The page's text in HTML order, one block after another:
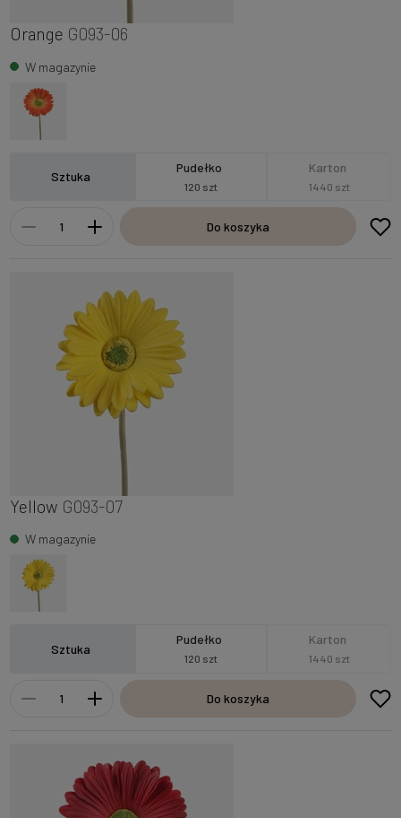
Orange G093-06
W magazynie
Sztuka
Pudełko
120 szt
Karton
1440 szt
Do koszyka
Yellow G093-07
W magazynie
Sztuka
Pudełko
120 szt
Karton
1440 szt
Do koszyka